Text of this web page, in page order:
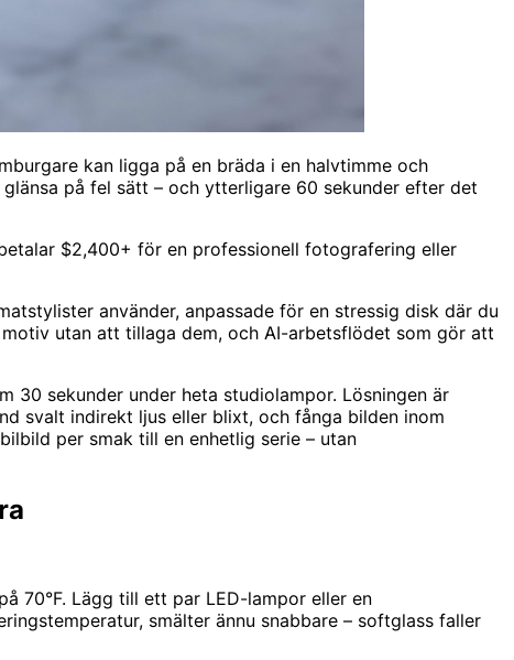
kan ligga på en bräda i en halvtimme och
på fel sätt – och ytterligare 60 sekunder efter det
$2,400+ för en professionell fotografering eller
använder, anpassade för en stressig disk där du
utan att tillaga dem, och AI-arbetsflödet som gör att
30 sekunder under heta studiolampor. Lösningen är
svalt indirekt ljus eller blixt, och fånga bilden inom
per smak till en enhetlig serie – utan
70°F. Lägg till ett par LED-lampor eller en
smälter ännu snabbare – softglass faller